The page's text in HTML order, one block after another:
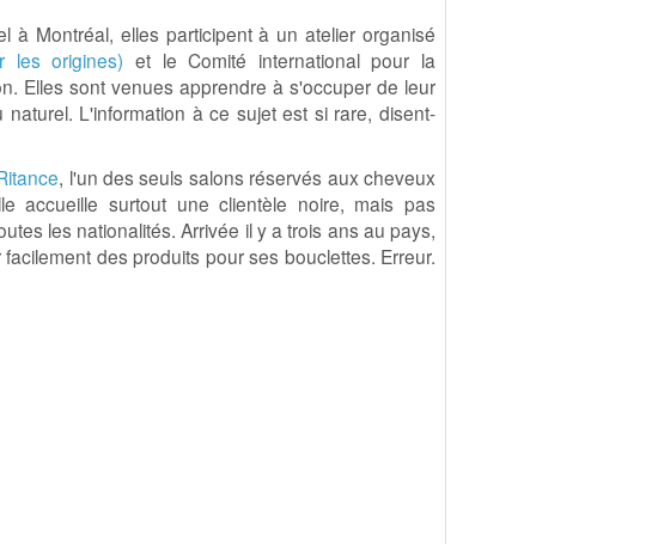
à Montréal, elles participent à un atelier organisé
les origines) et le Comité international pour la
Elles sont venues apprendre à s'occuper de leur
L'information à ce sujet est si rare, disent-
, l'un des seuls salons réservés aux cheveux
accueille surtout une clientèle noire, mais pas
les nationalités. Arrivée il y a trois ans au pays,
des produits pour ses bouclettes. Erreur.